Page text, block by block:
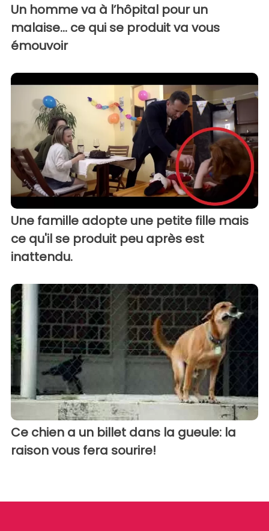
Un homme va à l’hôpital pour un
malaise... ce qui se produit va vous
émouvoir
Une famille adopte une petite fille mais
ce qu'il se produit peu après est
inattendu.
Ce chien a un billet dans la gueule: la
raison vous fera sourire!